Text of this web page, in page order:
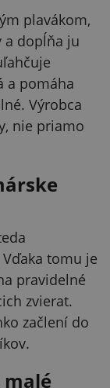
plavákom,
a dopĺňa ju
a pomáha
Výrobca
nie priamo
tomu je
pravidelné
zvierat.
začlení do